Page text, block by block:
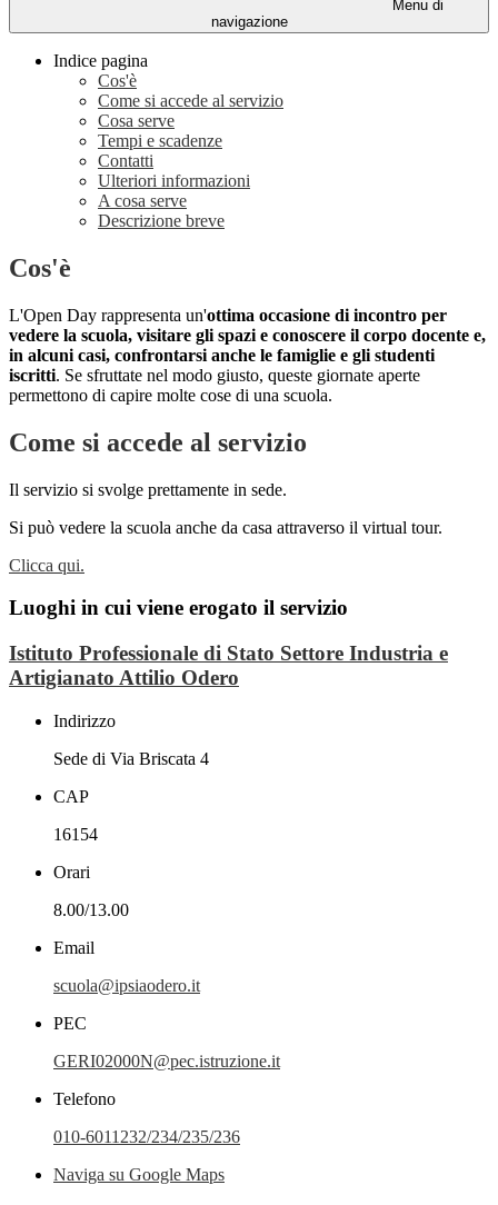
Menu di
navigazione
Indice pagina
Cos'è
Come si accede al servizio
Cosa serve
Tempi e scadenze
Contatti
Ulteriori informazioni
A cosa serve
Descrizione breve
Cos'è
L'Open Day rappresenta un'ottima occasione di incontro per
vedere la scuola, visitare gli spazi e conoscere il corpo docente e,
in alcuni casi, confrontarsi anche le famiglie e gli studenti
iscritti. Se sfruttate nel modo giusto, queste giornate aperte
permettono di capire molte cose di una scuola.
Come si accede al servizio
Il servizio si svolge prettamente in sede.
Si può vedere la scuola anche da casa attraverso il virtual tour.
Clicca qui.
Luoghi in cui viene erogato il servizio
Istituto Professionale di Stato Settore Industria e
Artigianato Attilio Odero
Indirizzo
Sede di Via Briscata 4
CAP
16154
Orari
8.00/13.00
Email
scuola@ipsiaodero.it
PEC
GERI02000N@pec.istruzione.it
Telefono
010-6011232/234/235/236
Naviga su Google Maps